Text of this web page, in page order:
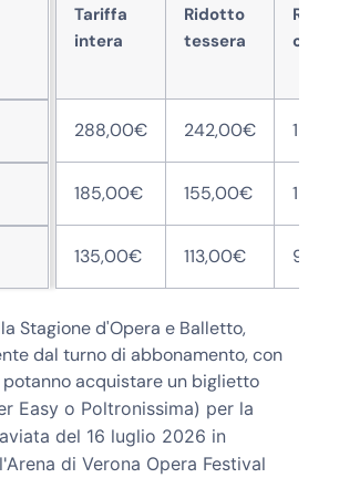
Tariffa
intera
Ridotto
tessera
over
288,00€ 242,00€
185,00€ 155,00€
135,00€ 113,00€
Stagione d'Opera e Balletto,
dal turno di abbonamento, con
acquistare un biglietto
Easy o Poltronissima) per la
del 16 luglio 2026 in
di Verona Opera Festival